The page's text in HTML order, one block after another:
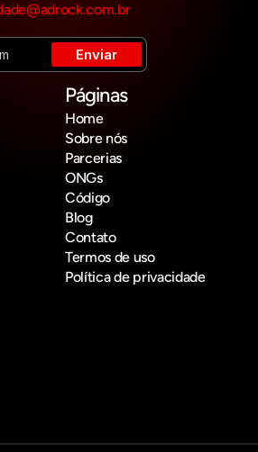
Páginas
Home
Sobre nós
Parcerias
ONGs
Código
Blog
Contato
Termos de uso
Política de privacidade